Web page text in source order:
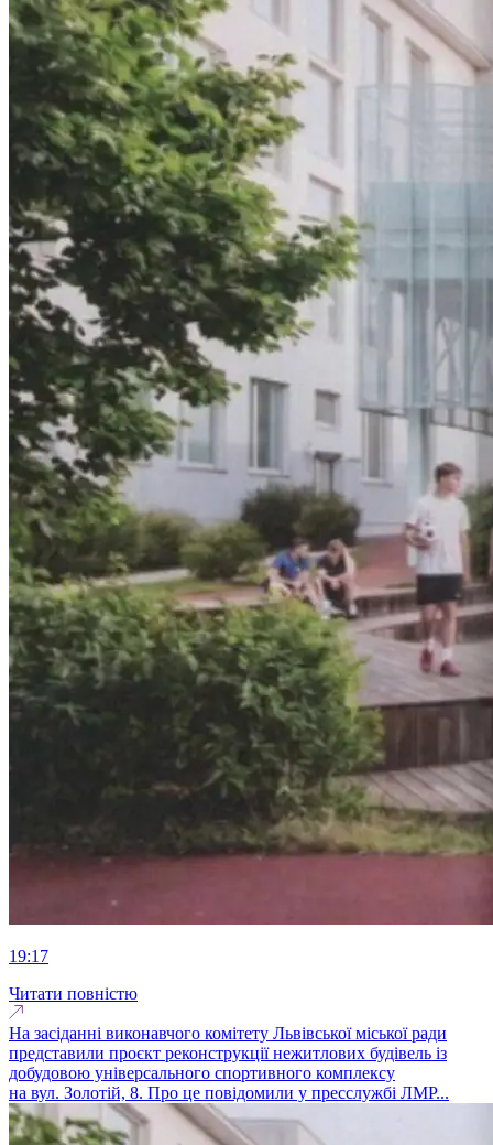
19:17
Читати повністю
На засіданні виконавчого комітету Львівської міської ради
представили проєкт реконструкції нежитлових будівель із
добудовою універсального спортивного комплексу
на вул. Золотій, 8. Про це повідомили у пресслужбі ЛМР...